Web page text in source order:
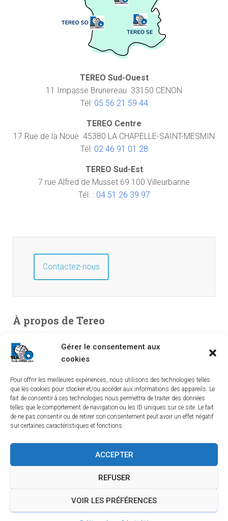
Gérer le consentement aux
cookies
Pour offrir les meilleures expériences, nous utilisons des technologies telles
que les cookies pour stocker et/ou accéder aux informations des appareils. Le
fait de consentir à ces technologies nous permettra de traiter des données
telles que le comportement de navigation ou les ID uniques sur ce site. Le fait
de ne pas consentir ou de retirer son consentement peut avoir un effet négatif
sur certaines caractéristiques et fonctions.
ACCEPTER
REFUSER
VOIR LES PRÉFÉRENCES
TEREO Sud-Ouest
11 Impasse Brunereau 33150 CENON
Tél: 05 56 21 59 44
TEREO Centre
17 Rue de la Noue 45380 LA CHAPELLE-SAINT-MESMIN
Tél: 02 46 91 01 28
TEREO Sud-Est
7 rue Alfred de Musset 69 100 Villeurbanne
Tél. : 04 51 26 39 97
Contactez-nous
À propos de Tereo
Bureau d’études en environnement, spécialisé en études de
pollution. Entreprise indépendante créée en 2003, TEREO
implantations dans le Sud-Ouest, le Centre et le Sud-Est.